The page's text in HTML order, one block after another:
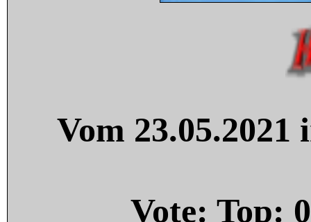
Vom
Vote: Top: 0